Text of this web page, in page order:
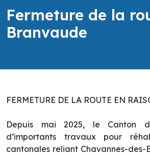
Fermeture de la
Branvaude
FERMETURE DE LA ROUTE EN
Depuis mai 2025, le Canton
d’importants travaux pour
cantonales reliant Chavannes-des-